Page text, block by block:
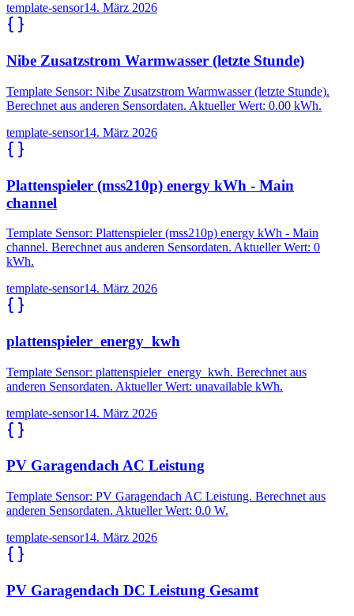
template-sensor14. März 2026
Nibe Zusatzstrom Warmwasser (letzte Stunde)
Template Sensor: Nibe Zusatzstrom Warmwasser (letzte Stunde).
Berechnet aus anderen Sensordaten. Aktueller Wert: 0.00 kWh.
template-sensor14. März 2026
Plattenspieler (mss210p) energy kWh - Main
channel
Template Sensor: Plattenspieler (mss210p) energy kWh - Main
channel. Berechnet aus anderen Sensordaten. Aktueller Wert: 0
kWh.
template-sensor14. März 2026
plattenspieler_energy_kwh
Template Sensor: plattenspieler_energy_kwh. Berechnet aus
anderen Sensordaten. Aktueller Wert: unavailable kWh.
template-sensor14. März 2026
PV Garagendach AC Leistung
Template Sensor: PV Garagendach AC Leistung. Berechnet aus
anderen Sensordaten. Aktueller Wert: 0.0 W.
template-sensor14. März 2026
PV Garagendach DC Leistung Gesamt